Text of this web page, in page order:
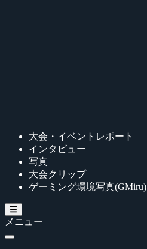
大会・イベントレポート
インタビュー
写真
大会クリップ
ゲーミング環境写真(GMiru)
メニュー